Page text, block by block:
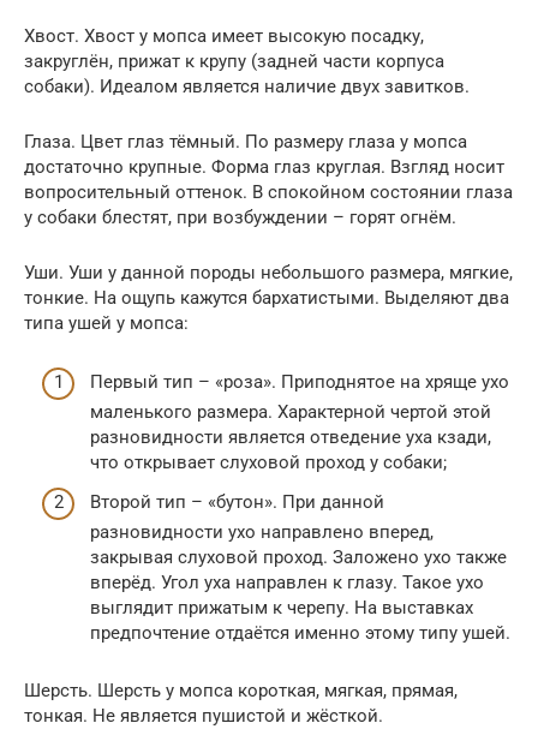
Хвост. Хвост у мопса имеет высокую посадку,
закруглён, прижат к крупу (задней части корпуса
собаки). Идеалом является наличие двух завитков.
Глаза. Цвет глаз тёмный. По размеру глаза у мопса
достаточно крупные. Форма глаз круглая. Взгляд носит
вопросительный оттенок. В спокойном состоянии глаза
у собаки блестят, при возбуждении – горят огнём.
Уши. Уши у данной породы небольшого размера, мягкие,
тонкие. На ощупь кажутся бархатистыми. Выделяют два
типа ушей у мопса:
Первый тип – «роза». Приподнятое на хряще ухо
маленького размера. Характерной чертой этой
разновидности является отведение уха кзади,
что открывает слуховой проход у собаки;
Второй тип – «бутон». При данной
разновидности ухо направлено вперед,
закрывая слуховой проход. Заложено ухо также
вперёд. Угол уха направлен к глазу. Такое ухо
выглядит прижатым к черепу. На выставках
предпочтение отдаётся именно этому типу ушей.
Шерсть. Шерсть у мопса короткая, мягкая, прямая,
тонкая. Не является пушистой и жёсткой.